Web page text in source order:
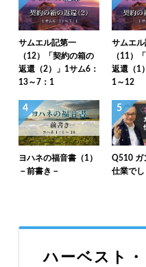
サムエル記第一
（12）「契約の箱の
返還（2）」1サム6：
13～7：1
サムエ
（11）
返還（1
1～12
4
ヨハネの福音書（1）
－前書き－
5
Q510 ガ
仕業でし
ハーベスト